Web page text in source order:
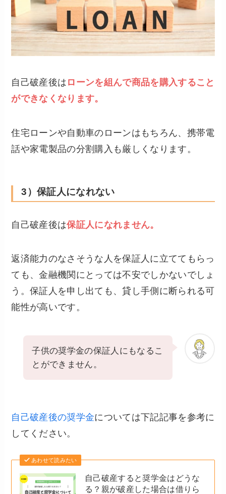
自己破産後は ローンを組んで商品を購入すること
ができなくなります。
住宅ローンや自動車のローンはもちろん、携帯電
話や家電製品の分割購入も厳しくなります。
3）保証人になれない
自己破産後は保証人になれません。
返済能力のなさそうな人を保証人に立ててもらっ
ても、金融機関にとっては不安でしかないでしょ
う。保証人を申し出ても、貸し手側に断られる可
能性が高いです。
子供の奨学金の保証人にもなるこ
とができません。
自己破産後の奨学金については下記記事を参考に
してください。
あわせて読みたい
自己破産すると奨学金はどうな
る？親が破産した場合は借りら